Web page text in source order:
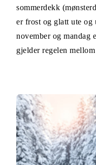
sommerdekk
er frost og glatt ute og
november og mandag
gjelder regelen